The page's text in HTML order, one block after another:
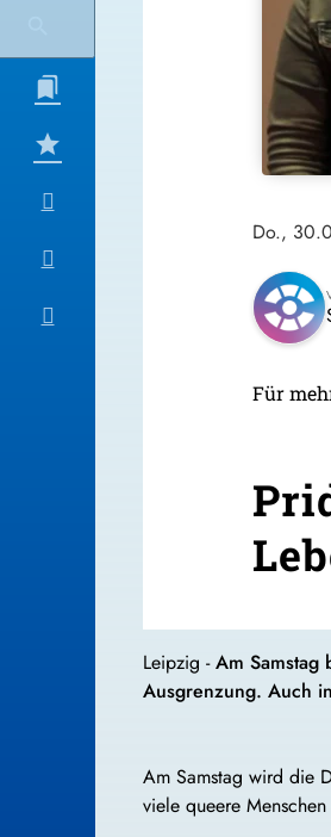
Do.,
Für
Leipzig -Am
Ausgrenzung. Auch
Am Samstag wird die
viele queere